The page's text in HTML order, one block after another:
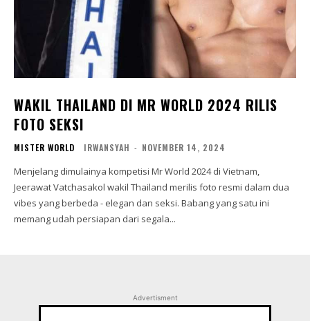
WAKIL THAILAND DI MR WORLD 2024 RILIS
FOTO SEKSI
MISTER WORLD IRWANSYAH - NOVEMBER 14, 2024
Menjelang dimulainya kompetisi Mr World 2024 di Vietnam,
Jeerawat Vatchasakol wakil Thailand merilis foto resmi dalam dua
vibes yang berbeda - elegan dan seksi. Babang yang satu ini
memang udah persiapan dari segala...
Advertisment